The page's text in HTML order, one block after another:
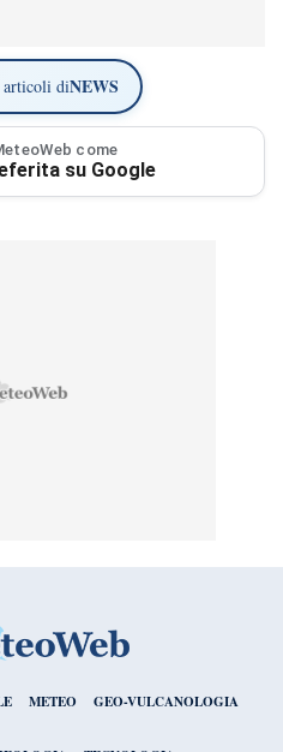
diNEWS
come
su Google
METEO GEO-VULCANOLOGIA